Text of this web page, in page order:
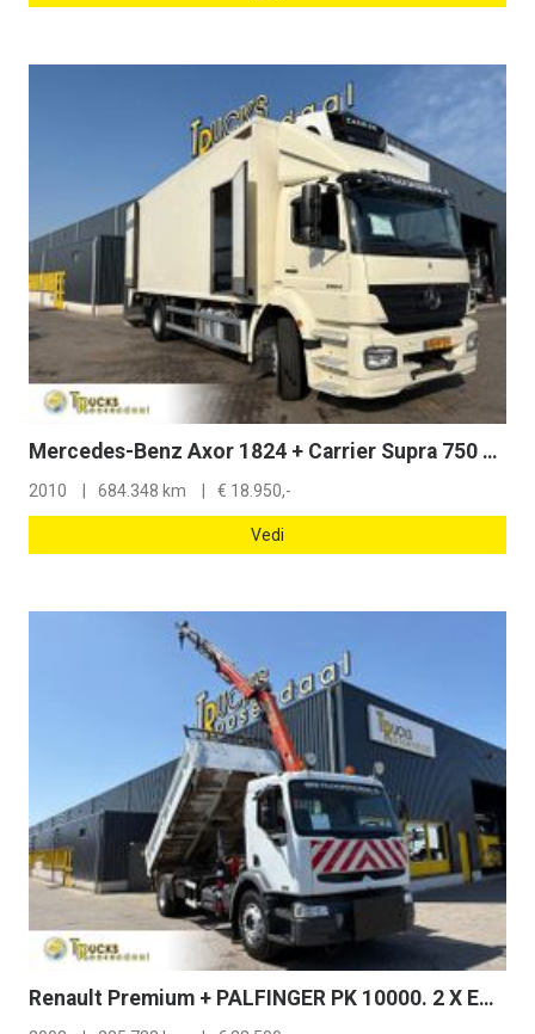
Mercedes-Benz Axor 1824 + Carrier Supra 750 + Dhollandia 2000 kg Loadlift + Euro 5 + Side Door
2010 684.348 km € 18.950,-
Vedi
Renault Premium + PALFINGER PK 10000. 2 X EXT. + REMOTE + 3 SIDE TIPPER